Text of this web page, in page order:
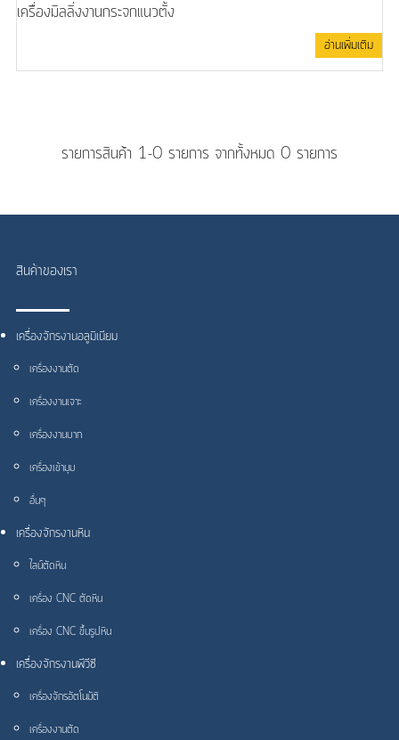
เครื่องมิลลิ่งงานกระจกแนวตั้ง
อ่านเพิ่มเติม
รายการสินค้า 1-0 รายการ จากทั้งหมด 0 รายการ
สินค้าของเรา
เครื่องจักรงานอลูมิเนียม
เครื่องงานตัด
เครื่องงานเจาะ
เครื่องงานบาก
เครื่องเข้ามุม
อื่นๆ
เครื่องจักรงานหิน
ไลน์ตัดหิน
เครื่อง CNC ตัดหิน
เครื่อง CNC ขึ้นรูปหิน
เครื่องจักรงานพีวีซี
เครื่องจักรอัตโนมัติ
เครื่องงานตัด